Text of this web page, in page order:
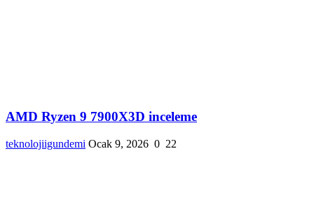
AMD Ryzen 9 7900X3D inceleme
teknolojiigundemi Ocak 9, 2026 0 22